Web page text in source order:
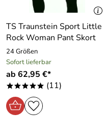
TS Traunstein Sport Little
Rock Woman Pant Skort
24 Größen
Sofort lieferbar
ab 62,95 €*
***** (11)